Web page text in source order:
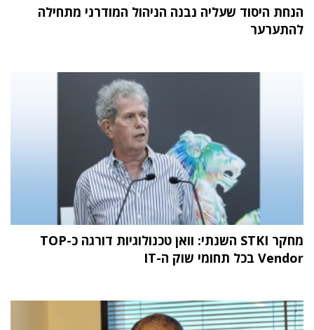
הנחת היסוד שעליה נבנה הניהול המודרני מתחילה
להתערער
מחקר STKI השנתי: וואן טכנולוגיות דורגה כ-TOP
Vendor בכל תחומי שוק ה-IT